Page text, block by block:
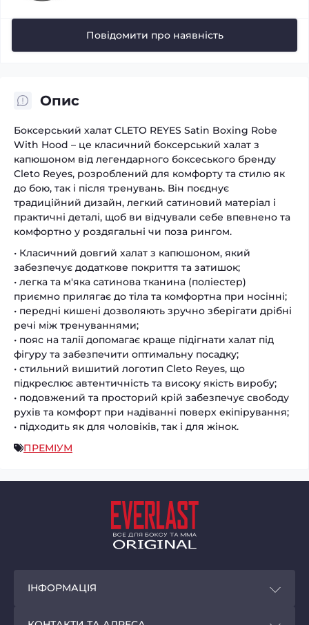
Повідомити про наявність
Опис
Боксерський халат CLETO REYES Satin Boxing Robe
With Hood – це класичний боксерський халат з
капюшоном від легендарного боксеського бренду
Cleto Reyes, розроблений для комфорту та стилю як
до бою, так і після тренувань. Він поєднує
традиційний дизайн, легкий сатиновий матеріал і
практичні деталі, щоб ви відчували себе впевнено та
комфортно у роздягальні чи поза рингом.
• Класичний довгий халат з капюшоном, який
забезпечує додаткове покриття та затишок;
• легка та м'яка сатинова тканина (поліестер)
приємно прилягає до тіла та комфортна при носінні;
• передні кишені дозволяють зручно зберігати дрібні
речі між тренуваннями;
• пояс на талії допомагає краще підігнати халат під
фігуру та забезпечити оптимальну посадку;
• стильний вишитий логотип Cleto Reyes, що
підкреслює автентичність та високу якість виробу;
• подовжений та просторий крій забезпечує свободу
рухів та комфорт при надіванні поверх екіпірування;
• підходить як для чоловіків, так і для жінок.
ПРЕМІУМ
ІНФОРМАЦІЯ